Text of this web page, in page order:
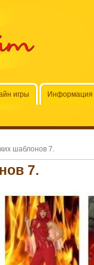
игры Информация
шаблонов 7.
7.